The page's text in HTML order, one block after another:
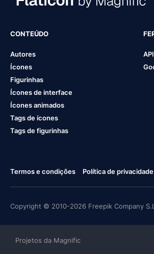
CONTEÚDO
Autores
Ícones
Figurinhas
Ícones de interface
Ícones animados
Tags de ícones
Tags de figurinhas
API
Termos e condições Política de privacidade
Copyright © 2010-2026 Freepik Company
Projetos da Magnific